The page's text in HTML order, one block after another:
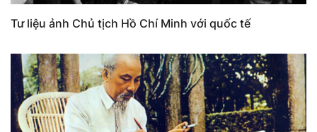
Tư liệu ảnh Chủ tịch Hồ Chí Minh với quốc tế